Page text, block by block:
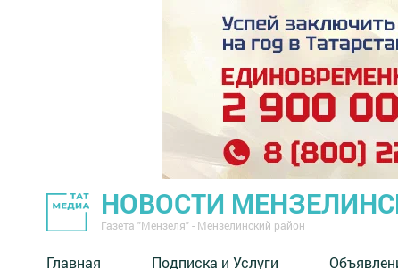
НОВОСТИ
Газета "Мензеля" - Мензелинский район
Главная Подписка и Услуги